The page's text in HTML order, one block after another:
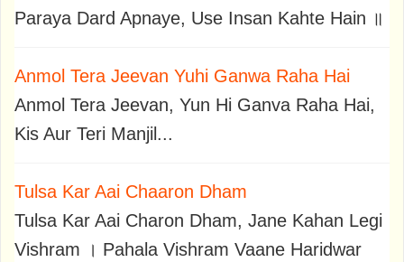
Paraya Dard Apnaye, Use Insan Kahte Hain ॥
Anmol Tera Jeevan Yuhi Ganwa Raha Hai
Anmol Tera Jeevan, Yun Hi Ganva Raha Hai,
Kis Aur Teri Manjil...
Tulsa Kar Aai Chaaron Dham
Tulsa Kar Aai Charon Dham, Jane Kahan Legi
Vishram । Pahala Vishram Vaane Haridwar